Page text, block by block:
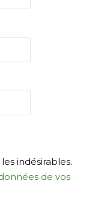
indésirables.
de vos